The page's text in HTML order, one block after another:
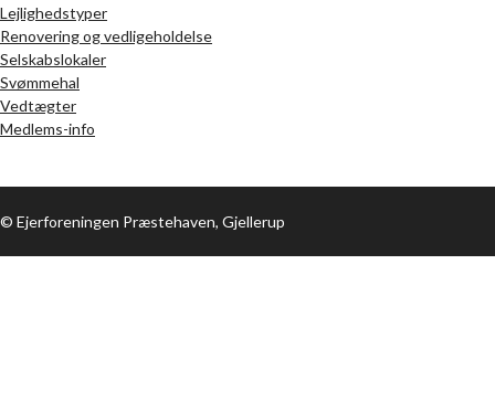
Lejlighedstyper
Renovering og vedligeholdelse
Selskabslokaler
Svømmehal
Vedtægter
Medlems-info
© Ejerforeningen Præstehaven, Gjellerup